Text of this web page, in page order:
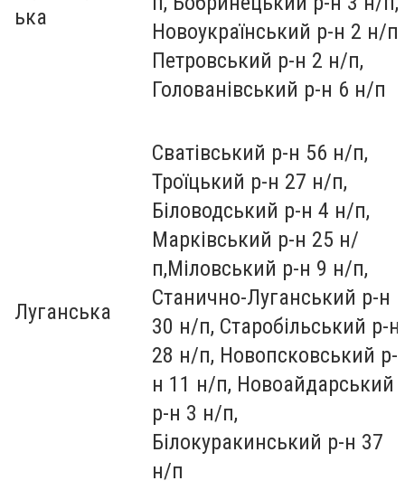
ька
Новоукраїнський р-н 2 н/п,
Петровський р-н 2 н/п,
Голованівський р-н 6 н/п
Луганська
Сватівський р-н 56 н/п,
Троїцький р-н 27 н/п,
Біловодський р-н 4 н/п,
Марківський р-н 25 н/
п,Міловський р-н 9 н/п,
Станично-Луганський р-н
30 н/п, Старобільський р-н
28 н/п, Новопсковський р-
н 11 н/п, Новоайдарський
р-н 3 н/п,
Білокуракинський р-н 37
н/п